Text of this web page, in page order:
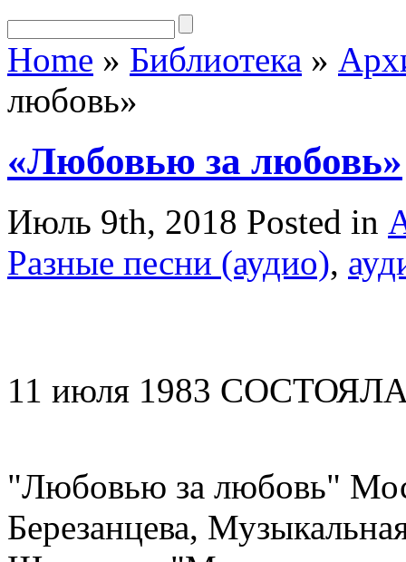
Home » Библиотека »
любовь»
«Любовью за любовь»
Июль 9th, 2018 Posted in
Разные песни (аудио),
11 июля 1983
"Любовью за любовь"
Березанцева,